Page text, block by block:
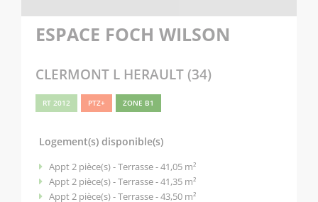
ESPACE FOCH WILSON
CLERMONT L HERAULT (34)
RT 2012 PTZ+ ZONE B1
Logement(s) disponible(s)
Appt 2 pièce(s) - Terrasse - 41,05 m²
Appt 2 pièce(s) - Terrasse - 41,35 m²
Appt 2 pièce(s) - Terrasse - 43,50 m²